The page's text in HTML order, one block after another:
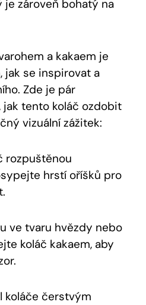
zároveň bohatý na
⁤a kakaem je
⁢jak se inspirovat​ a
Zde ‌je‌ pár
jak ‌tento ‍koláč ozdobit⁣
vizuální zážitek:
rozpuštěnou
hrstí oříšků pro⁢
ve tvaru hvězdy ⁢nebo
⁣koláč ‍kakaem, aby​
koláče čerstvým